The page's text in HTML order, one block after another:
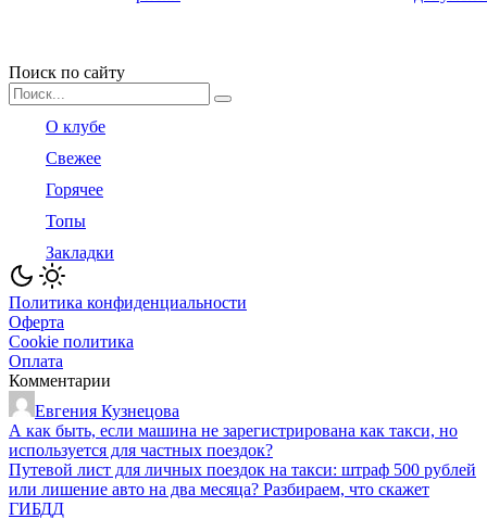
Поиск по сайту
Search
for:
О клубе
Свежее
Горячее
Топы
Закладки
Политика конфиденциальности
Оферта
Cookie политика
Оплата
Комментарии
Евгения Кузнецова
А как быть, если машина не зарегистрирована как такси, но
используется для частных поездок?
Путевой лист для личных поездок на такси: штраф 500 рублей
или лишение авто на два месяца? Разбираем, что скажет
ГИБДД